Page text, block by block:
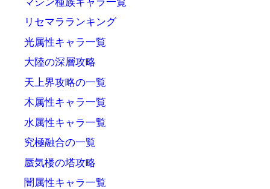
リセマラランキング
光属性キャラ一覧
大陸の深層攻略
天上界攻略の一覧
木属性キャラ一覧
水属性キャラ一覧
究極融合の一覧
蜃気楼の塔攻略
闇属性キャラ一覧